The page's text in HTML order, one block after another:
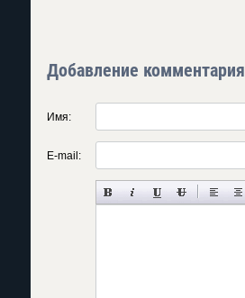
Добавление комментария
Имя:
E-mail: